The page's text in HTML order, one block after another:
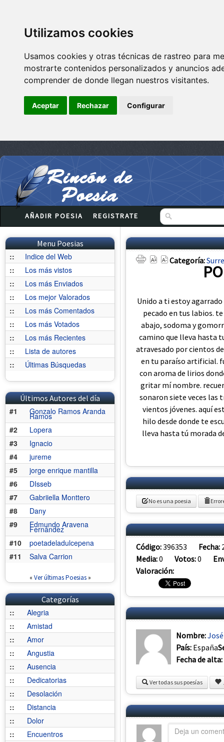
Utilizamos cookies
Usamos cookies y otras técnicas de rastreo para
mostrarte contenidos personalizados y anuncios
comprender de donde llegan nuestros visitantes.
Aceptar Rechazar Configurar
AÑADIR POESIA REGISTRATE
Menu Poesias
::
Indice del Web
::
Los más vistos
::
Los más Enviados
::
Los mejor Valorados
::
Los más Comentados
::
Los más Votados
::
Los más Recientes
::
Lista de autores
::
Últimas Búsquedas
Últimos Autores del día
#1
Gonzalo Ramos Aranda
Ramos
#2
Lopera
#3
Ignacio
#4
jureme
#5
jorge enrique mantilla
#6
DIsseb
#7
Gabriiella Monttero
#8
Dany
#9
Edmundo Aravena
Fernández
#10
poetadeladulcepena
#11
Salva Carrion
« Ver últimas Poesias»
Categorías
::
Alegria
::
Amistad
::
Amor
::
Angustia
::
Ausencia
::
Dedicatorias
::
Desolación
::
Distancia
::
Dolor
::
Encuentros
Categoría:
Unido a ti estoy
pecado en tus labios.
abajo, sodoma y
camino que lleva hasta
atravesado por cientos
en tu paraíso artificial.
con aroma de lirios
gritar mí nombre.
sonaron siete veces las
vientos jóvenes. aquí
hilo desde donde te
lleva hasta tú morada
No es una poesia
Código:396353 Fecha:
Media:0 Votos:0
Valoración:
Nombre:
País: España
Fecha de alta:
Ver todas sus poesías